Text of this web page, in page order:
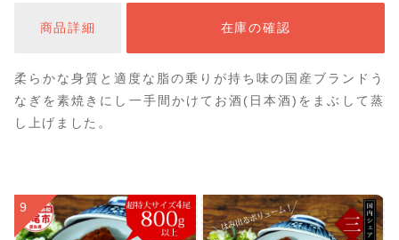
商品詳細 在庫の確認
柔らかな身質と適度な脂の乗りが持ち味の国産ブランドう
なぎを素焼きにし一手間かけてお酒(日本酒)をまぶして蒸
し上げました。
9